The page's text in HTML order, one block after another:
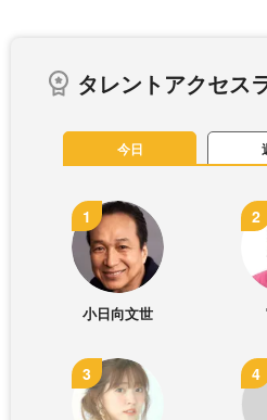
タレントアクセス
今日
小日向文世